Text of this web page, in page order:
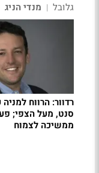
גלובל | מנדי הניג
סנט, מעל הצפי;
ממשיכה לצמוח